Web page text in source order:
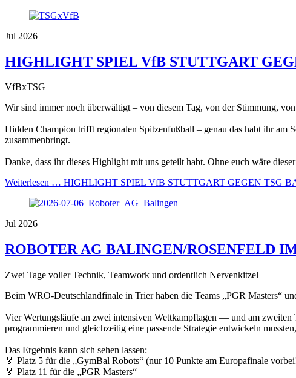
Jul 2026
HIGHLIGHT SPIEL VfB STUTTGART
VfBxTSG
Wir sind immer noch überwältigt – von diesem Tag, von der Stimmung,
Hidden Champion trifft regionalen Spitzenfußball – genau das habt ihr am
zusammenbringt.
Danke, dass ihr dieses Highlight mit uns geteilt habt. Ohne euch wäre
Weiterlesen … HIGHLIGHT SPIEL VfB STUTTGART GEGEN TSG
Jul 2026
ROBOTER AG BALINGEN/ROSENFELD
Zwei Tage voller Technik, Teamwork und ordentlich Nervenkitzel
Beim WRO-Deutschlandfinale in Trier haben die Teams „PGR Masters“
Vier Wertungsläufe an zwei intensiven Wettkampftagen — und am zweiten
programmieren und gleichzeitig eine passende Strategie entwickeln
Das Ergebnis kann sich sehen lassen:
🏅 Platz 5 für die „GymBal Robots“ (nur 10 Punkte am Europafinale
🏅 Platz 11 für die „PGR Masters“